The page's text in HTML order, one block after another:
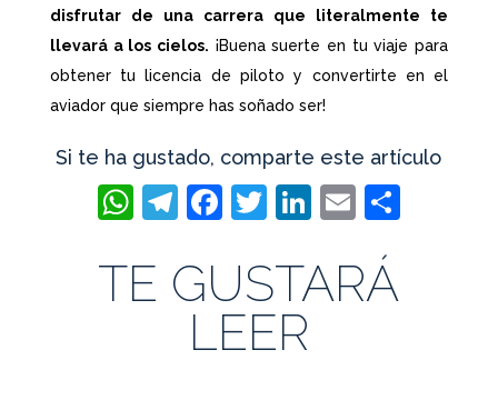
disfrutar de una carrera que literalmente te
llevará a los cielos. ¡Buena suerte en tu viaje para
obtener tu licencia de piloto y convertirte en el
aviador que siempre has soñado ser!
Si te ha gustado, comparte este artículo
WhatsApp
Telegram
Facebook
Twitter
LinkedIn
Email
TE GUSTARÁ
LEER